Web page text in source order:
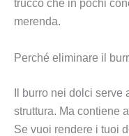
trucco che in pochi
merenda.
Perché eliminare il
Il burro nei dolci
struttura. Ma contiene
Se vuoi rendere i tuoi